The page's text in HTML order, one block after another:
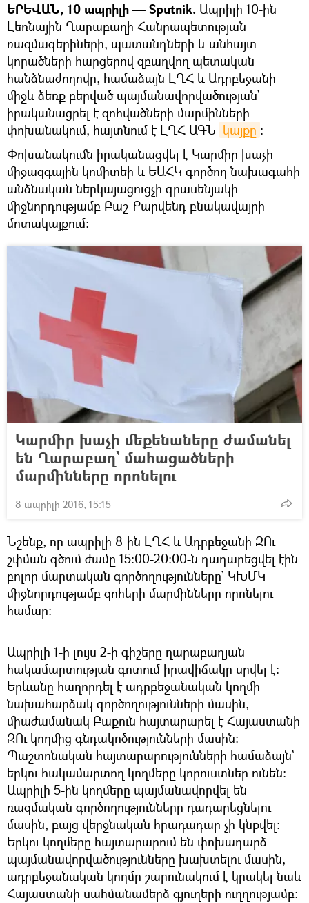
ԵՐԵՎԱՆ, 10 ապրիլի — Sputnik. Ապրիլի 10-ին
Լեռնային Ղարաբաղի Հանրապետության
ռազմագերիների, պատանդների և անհայտ
կորածների հարցերով զբաղվող պետական
հանձնաժողովը, համաձայն ԼՂՀ և Ադրբեջանի
միջև ձեռք բերված պայմանավորվածության`
իրականացրել է զոհվածների մարմինների
փոխանակում, հայտնում է ԼՂՀ ԱԳՆ կայքը ։
Փոխանակումն իրականացվել է Կարմիր խաչի
միջազգային կոմիտեի և ԵԱՀԿ գործող նախագահի
անձնական ներկայացուցչի գրասենյակի
միջնորդությամբ Բաշ Քարվենդ բնակավայրի
մոտակայքում։
Կարմիր խաչի մեքենաները ժամանել
են Ղարաբաղ` մահացածների
մարմինները որոնելու
8 ապրիլի 2016, 15:15
Նշենք, որ ապրիլի 8-ին ԼՂՀ և Ադրբեջանի ԶՈւ
շփման գծում ժամը 15։00-20։00-ն դադարեցվել էին
բոլոր մարտական գործողությունները` ԿԽՄԿ
միջնորդությամբ զոհերի մարմինները որոնելու
համար։
Ապրիլի 1-ի լույս 2-ի գիշերը ղարաբաղյան
հակամարտության գոտում իրավիճակը սրվել է։
Երևանը հաղորդել է ադրբեջանական կողմի
նախահարձակ գործողությունների մասին,
միաժամանակ Բաքուն հայտարարել է Հայաստանի
ԶՈւ կողմից գնդակոծությունների մասին։
Պաշտոնական հայտարարությունների համաձայն`
երկու հակամարտող կողմերը կորուստներ ունեն։
Ապրիլի 5-ին կողմերը պայմանավորվել են
ռազմական գործողությունները դադարեցնելու
մասին, բայց վերջնական հրադադար չի կնքվել։
Երկու կողմերը հայտարարում են փոխադարձ
պայմանավորվածությունները խախտելու մասին,
ադրբեջանական կողմը շարունակում է կրակել նաև
Հայաստանի սահմանամերձ գյուղերի ուղղությամբ։